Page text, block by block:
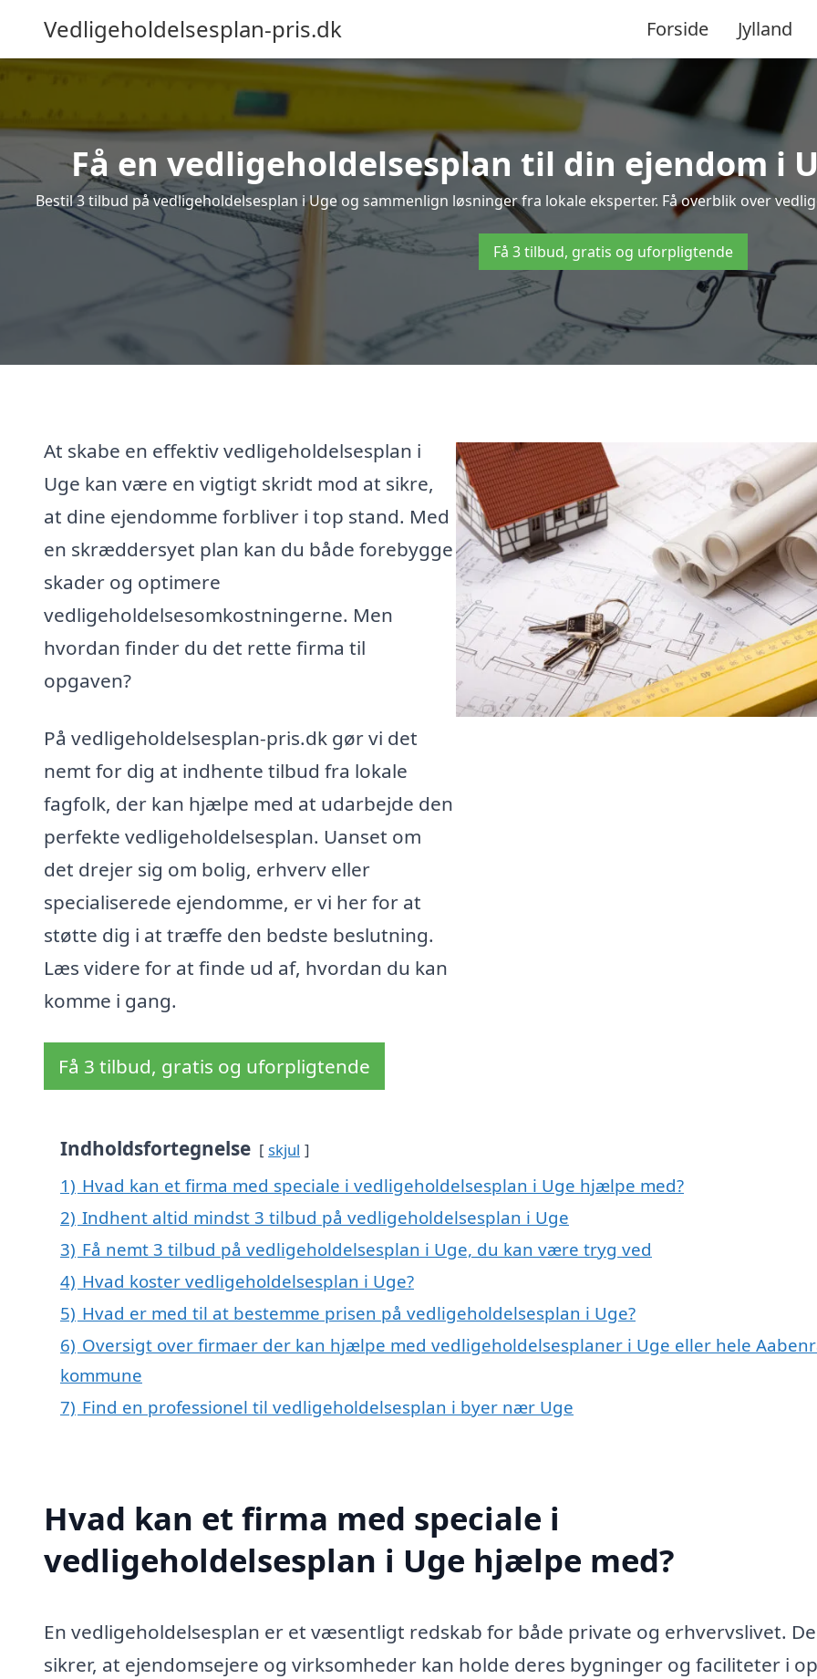
Vedligeholdelsesplan-pris.dk Forside Jylland
Få en vedligeholdelsesplan til din ejendom i
Bestil 3 tilbud på vedligeholdelsesplan i Uge og sammenlign løsninger fra lokale eksperter. Få overblik over
Få 3 tilbud, gratis og uforpligtende
At skabe en effektiv vedligeholdelsesplan i
Uge kan være en vigtigt skridt mod at sikre,
at dine ejendomme forbliver i top stand. Med
en skræddersyet plan kan du både forebygge
skader og optimere
vedligeholdelsesomkostningerne. Men
hvordan finder du det rette firma til
opgaven?
På vedligeholdelsesplan-pris.dk gør vi det
nemt for dig at indhente tilbud fra lokale
fagfolk, der kan hjælpe med at udarbejde den
perfekte vedligeholdelsesplan. Uanset om
det drejer sig om bolig, erhverv eller
specialiserede ejendomme, er vi her for at
støtte dig i at træffe den bedste beslutning.
Læs videre for at finde ud af, hvordan du kan
komme i gang.
Få 3 tilbud, gratis og uforpligtende
Indholdsfortegnelse skjul
1) Hvad kan et firma med speciale i vedligeholdelsesplan i Uge hjælpe med?
2) Indhent altid mindst 3 tilbud på vedligeholdelsesplan i Uge
3) Få nemt 3 tilbud på vedligeholdelsesplan i Uge, du kan være tryg ved
4) Hvad koster vedligeholdelsesplan i Uge?
5) Hvad er med til at bestemme prisen på vedligeholdelsesplan i Uge?
6) Oversigt over firmaer der kan hjælpe med vedligeholdelsesplaner i Uge eller hele
kommune
7) Find en professionel til vedligeholdelsesplan i byer nær Uge
Hvad kan et firma med speciale i
vedligeholdelsesplan i Uge hjælpe med?
En vedligeholdelsesplan er et væsentligt redskab for både private og erhvervslivet.
sikrer, at ejendomsejere og virksomheder kan holde deres bygninger og faciliteter i